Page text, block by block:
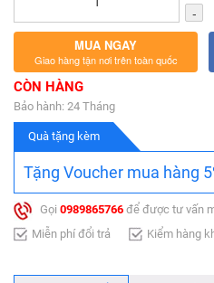
-
MUA NGAY
Giao hàng tận nơi trên toàn quốc
CÒN HÀNG
Bảo hành: 24 Tháng
Quà tặng kèm
Tặng Voucher mua hàng
Gọi 0989865766 để được tư vấn
Miễn phí đổi trả
Kiểm hàng